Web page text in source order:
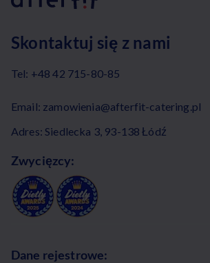
Skontaktuj się z nami
Tel: +48 42 715-80-85
Email: zamowienia@afterfit-catering.pl
Adres: Siedlecka 3, 93-138 Łódź
Zwycięzcy:
Dane rejestrowe: